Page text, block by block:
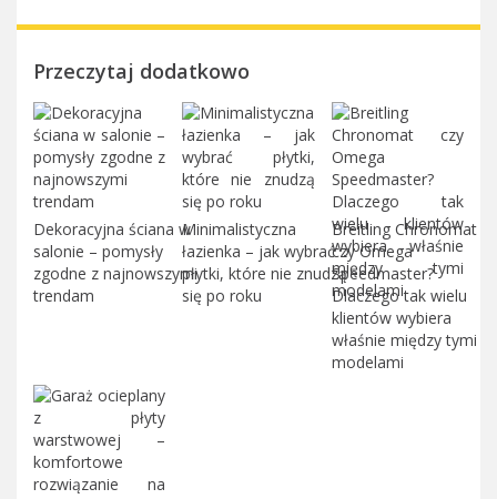
Przeczytaj dodatkowo
Dekoracyjna ściana w
salonie – pomysły
zgodne z najnowszymi
trendam
Minimalistyczna
łazienka – jak wybrać
płytki, które nie znudzą
się po roku
Breitling Chronomat
czy Omega
Speedmaster?
Dlaczego tak wielu
klientów wybiera
właśnie między tymi
modelami